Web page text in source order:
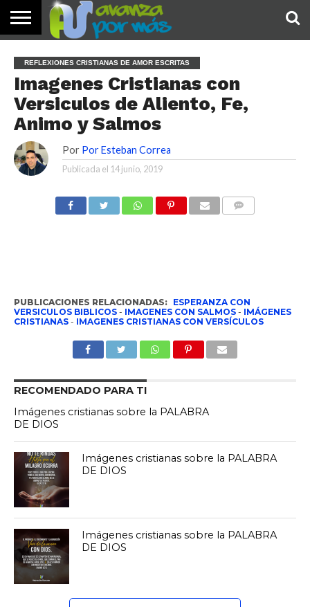
PALABRA
DE HOY
DEVOCIONALES
NOTICIAS
TESTIMONIOS
ORACIONES
SOBRE
NOSOTROS
IMÁGENES
REFLEXIONES CRISTIANAS DE AMOR ESCRITAS
Imagenes Cristianas con
Versiculos de Aliento, Fe,
Animo y Salmos
Por Por Esteban Correa
Publicada el 14 junio, 2019
PUBLICACIONES RELACIONADAS: ESPERANZA CON
VERSICULOS BIBLICOS- IMAGENES CON SALMOS- IMÁGENES
CRISTIANAS- IMAGENES CRISTIANAS CON VERSÍCULOS
RECOMENDADO PARA TI
Imágenes cristianas sobre la PALABRA
DE DIOS
Imágenes cristianas sobre la PALABRA
DE DIOS
Imágenes cristianas sobre la PALABRA
DE DIOS